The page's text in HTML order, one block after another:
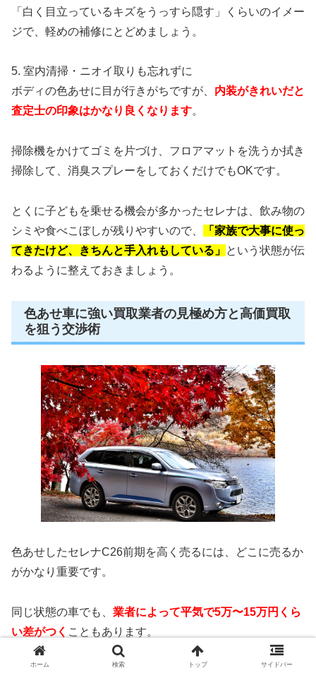
「白く目立っているキズをうっすら隠す」くらいのイメー
ジで、軽めの補修にとどめましょう。
5. 室内清掃・ニオイ取りも忘れずに
ボディの色あせに目が行きがちですが、 内装がきれいだと
査定士の印象はかなり良くなります。
掃除機をかけてゴミを片づけ、フロアマットを洗うか拭き
掃除して、消臭スプレーをしておくだけでもOKです。
とくに子どもを乗せる機会が多かったセレナは、飲み物の
シミや食べこぼしが残りやすいので、
「家族で大事に使っ
てきたけど、きちんと手入れもしている」 という状態が伝
わるように整えておきましょう。
色あせ車に強い買取業者の見極め方と高価買取
を狙う交渉術
色あせしたセレナC26前期を高く売るには、どこに売るか
がかなり重要です。
同じ状態の車でも、 業者によって平気で5万〜15万円くら
い差がつく こともあります。
ホーム 検索 トップ サイドバー